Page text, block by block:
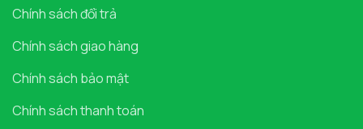
Chính sách đổi trả
Chính sách giao hàng
Chính sách bảo mật
Chính sách thanh toán